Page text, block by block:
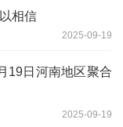
相信
2025-09-19
19日河南地区聚合
2025-09-19